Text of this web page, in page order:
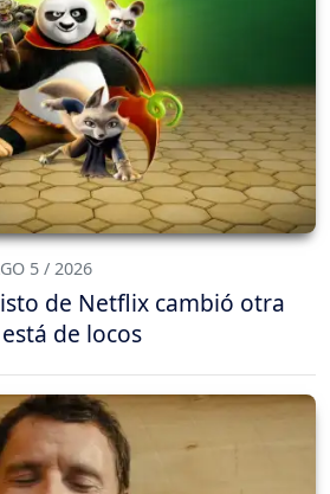
5 / 2026
de Netflix cambió otra
de locos